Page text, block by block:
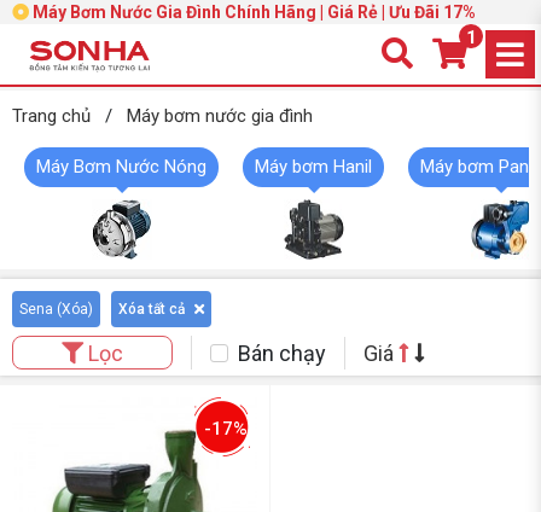
Máy Bơm Nước Gia Đình Chính Hãng | Giá Rẻ | Ưu Đãi 17%
1
Trang chủ / Máy bơm nước gia đình
Máy Bơm Nước Nóng Máy bơm Hanil Máy bơm
Sena (Xóa) Xóa tất cả
Lọc Bán chạy Giá
-17%